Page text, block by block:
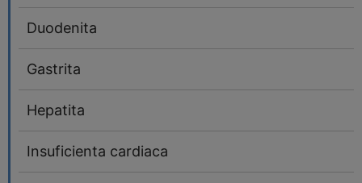
Duodenita
Gastrita
Hepatita
Insuficienta cardiaca